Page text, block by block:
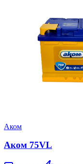
Аком
Аком 75VL